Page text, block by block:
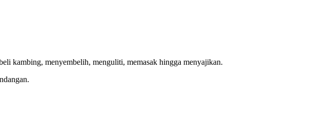
kambing, menyembelih, menguliti, memasak hingga menyajikan.